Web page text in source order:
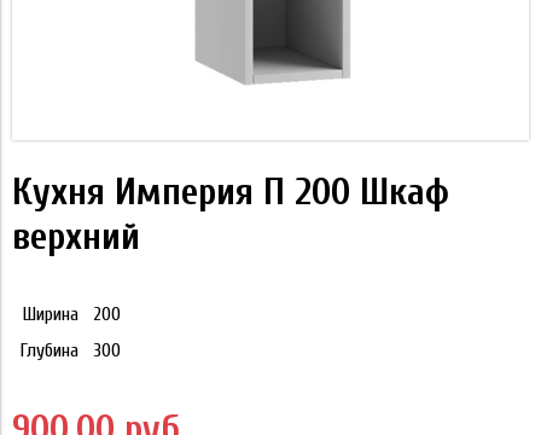
Кухня Империя П 200 Шкаф
верхний
Ширина
200
Глубина
300